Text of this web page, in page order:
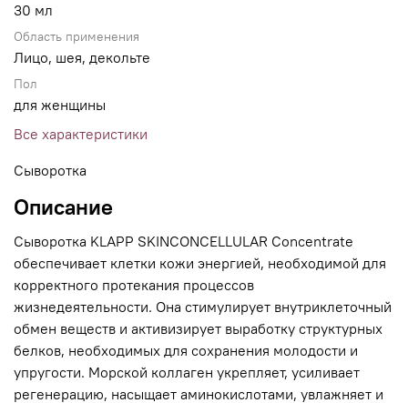
30 мл
Область применения
Лицо, шея, декольте
Пол
для женщины
Все характеристики
Сыворотка
Описание
Сыворотка KLAPP SKINCONCELLULAR Concentrate
обеспечивает клетки кожи энергией, необходимой для
корректного протекания процессов
жизнедеятельности. Она стимулирует внутриклеточный
обмен веществ и активизирует выработку структурных
белков, необходимых для сохранения молодости и
упругости. Морской коллаген укрепляет, усиливает
регенерацию, насыщает аминокислотами, увлажняет и